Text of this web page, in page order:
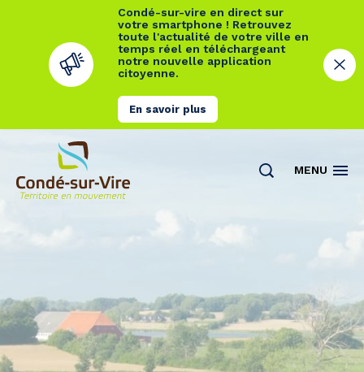
Condé-sur-vire en direct sur
votre smartphone ! Retrouvez
toute l'actualité de votre ville en
temps réel en téléchargeant
notre nouvelle application
citoyenne.
En savoir plus
Actualités Contact
MENU
Cookies management panel